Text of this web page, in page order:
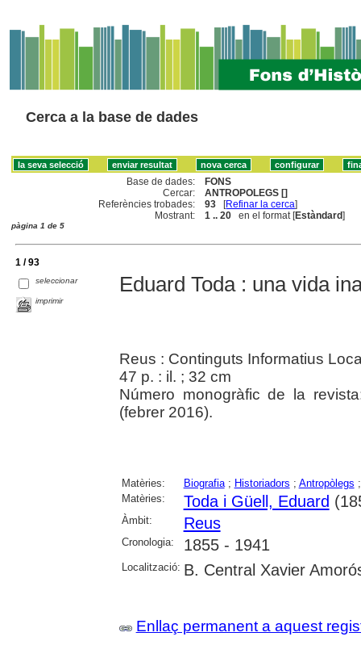
Cerca a la base de dades
Base de dades:
FONS
Cercar:
ANTROPOLEGS []
Referències trobades:
93 [Refinar la cerca]
Mostrant:
1 .. 20 en el format [Estàndard]
pàgina 1 de 5
1 / 93
seleccionar
imprimir
Eduard Toda : una vida
Reus : Continguts Informatius
47 p. : il. ; 32 cm
Número monogràfic de la
(febrer 2016).
Matèries: Biografia; Historiadors ; Antropòlegs
Matèries:
Toda i Güell, Eduard
Àmbit: Reus
Cronologia: 1855 - 1941
Localització: B. Central Xavier
Enllaç permanent a aquest